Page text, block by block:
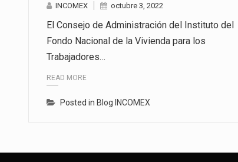
INCOMEX octubre 3, 2022
El Consejo de Administración del Instituto del
Fondo Nacional de la Vivienda para los
Trabajadores…
READ MORE
Posted in Blog INCOMEX